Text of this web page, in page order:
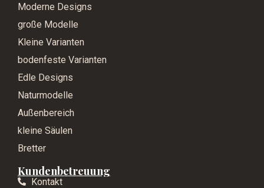
Moderne Designs
große Modelle
Kleine Varianten
bodenfeste Varianten
Edle Designs
Naturmodelle
Außenbereich
kleine Säulen
Bretter
Kundenbetreuung
Kontakt